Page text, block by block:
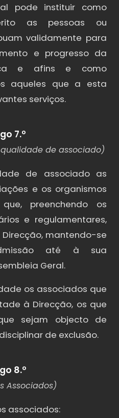
pode instituir como
as pessoas ou
validamente para
e progresso da
e afins e como
aqueles que a esta
serviços.
7.º
de associado)
de associado as
e os organismos
preenchendo os
e regulamentares,
mantendo-se
até à sua
Geral.
os associados que
à Direcção, os que
sejam objecto de
de exclusão.
8.º
Associados)
associados: